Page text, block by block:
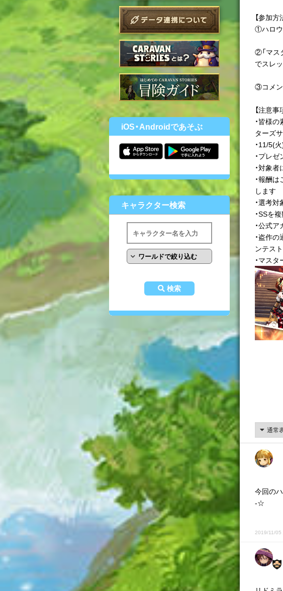
iOS・Androidであそぶ
キャラクター検索
検索
【参加方
①ハロウ
②「マス
でスレ
③コメン
【注意事
・皆様
ターズ
・11/5(
・プレ
・対象
・報酬
します
・選考
・SSを
・公式
・盗作
ンテス
・マス
今回の
-☆
2019/11/05